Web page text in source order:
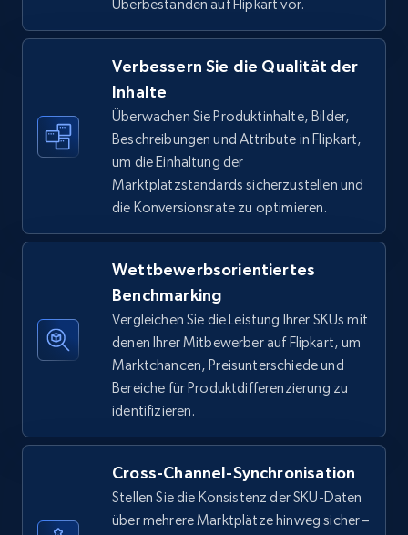
price, Final price, Discount percent, and more.
Amazon sellers info
Seller id, URL, Seller name, Description, Detailed
info, Stars, Feedbacks, Return policy, and more.
2.5K+ 378+ Jetzt anfangen
eBay
URL, Product id, Title, Seller name, Seller rating,
Seller reviews, Breadcrumbs, Root category, and
2.5K+ 359+ Jetzt anfangen
Überbeständen auf Flipkart vor.
Verbessern Sie die Qualität der
Inhalte
Überwachen Sie Produktinhalte, Bilder,
Beschreibungen und Attribute in Flipkart,
um die Einhaltung der
Marktplatzstandards sicherzustellen und
die Konversionsrate zu optimieren.
Wettbewerbsorientiertes
Benchmarking
Vergleichen Sie die Leistung Ihrer SKUs mit
denen Ihrer Mitbewerber auf Flipkart, um
Marktchancen, Preisunterschiede und
Bereiche für Produktdifferenzierung zu
identifizieren.
Cross-Channel-Synchronisation
Stellen Sie die Konsistenz der SKU-Daten
über mehrere Marktplätze hinweg sicher –